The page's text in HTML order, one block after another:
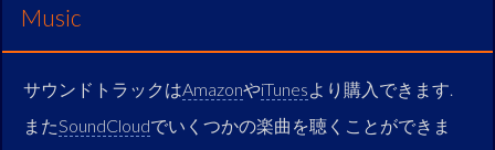
Music
サウンドトラックはAmazonやiTunesより購入できます.
またSoundCloudでいくつかの楽曲を聴くことができま